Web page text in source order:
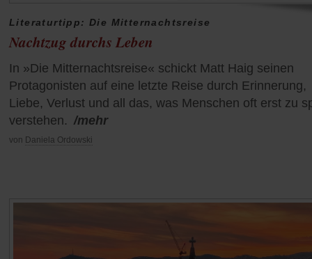
Literaturtipp: Die Mitternachtsreise
Nachtzug durchs Leben
In »Die Mitternachtsreise« schickt Matt Haig seinen
Protagonisten auf eine letzte Reise durch Erinnerung,
Liebe, Verlust und all das, was Menschen oft erst zu
verstehen. /mehr
von Daniela Ordowski